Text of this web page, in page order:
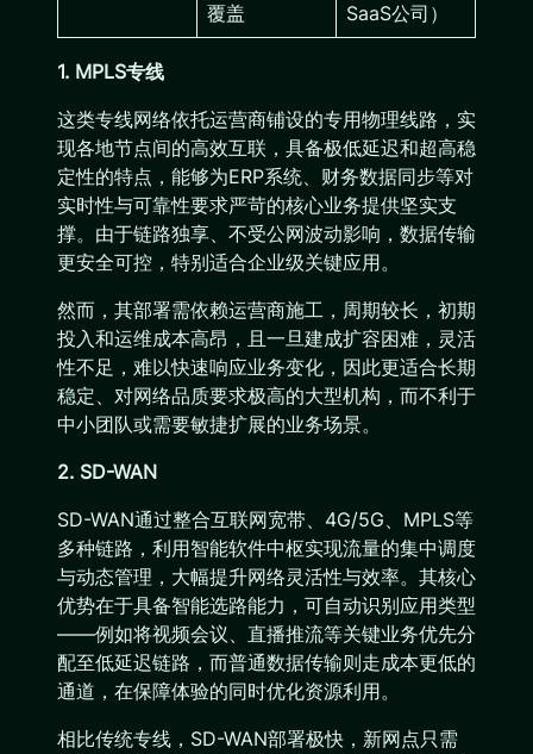
覆盖
SaaS公司）
1. MPLS专线
这类专线网络依托运营商铺设的专用物理线路，实
现各地节点间的高效互联，具备极低延迟和超高稳
定性的特点，能够为ERP系统、财务数据同步等对
实时性与可靠性要求严苛的核心业务提供坚实支
撑。由于链路独享、不受公网波动影响，数据传输
更安全可控，特别适合企业级关键应用。
然而，其部署需依赖运营商施工，周期较长，初期
投入和运维成本高昂，且一旦建成扩容困难，灵活
性不足，难以快速响应业务变化，因此更适合长期
稳定、对网络品质要求极高的大型机构，而不利于
中小团队或需要敏捷扩展的业务场景。
2. SD-WAN
SD-WAN通过整合互联网宽带、4G/5G、MPLS等
多种链路，利用智能软件中枢实现流量的集中调度
与动态管理，大幅提升网络灵活性与效率。其核心
优势在于具备智能选路能力，可自动识别应用类型
——例如将视频会议、直播推流等关键业务优先分
配至低延迟链路，而普通数据传输则走成本更低的
通道，在保障体验的同时优化资源利用。
相比传统专线，SD-WAN部署极快，新网点只需